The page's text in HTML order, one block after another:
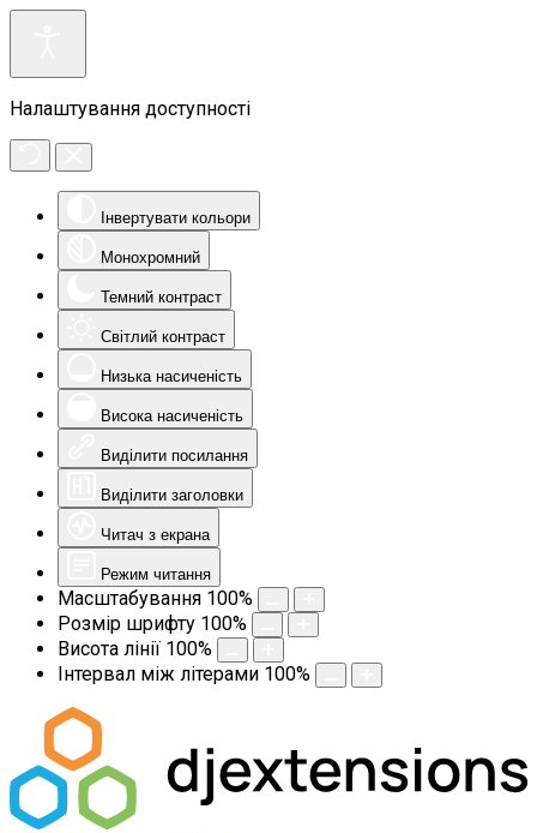
Налаштування доступності
Інвертувати кольори
Монохромний
Темний контраст
Світлий контраст
Низька насиченість
Висока насиченість
Виділити посилання
Виділити заголовки
Читач з екрана
Режим читання
Масштабування 100%
Розмір шрифту 100%
Висота лінії 100%
Інтервал між літерами 100%